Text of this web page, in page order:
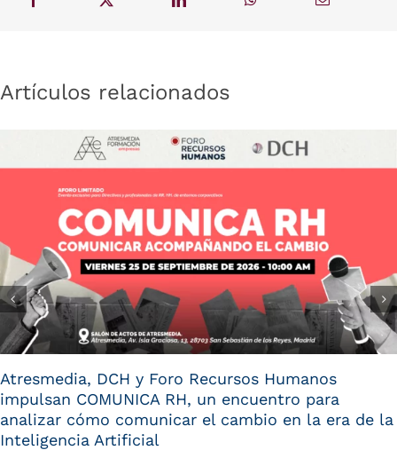
Artículos relacionados
Atresmedia, DCH y Foro Recursos Humanos
impulsan COMUNICA RH, un encuentro para
analizar cómo comunicar el cambio en la era de la
Inteligencia Artificial